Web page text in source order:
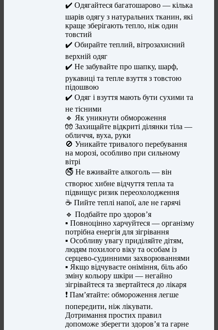
✔️ Одягайтеся багатошарово — кілька
шарів одягу з натуральних тканин, які
краще зберігають тепло, ніж один
товстий
✔️ Обирайте теплий, вітрозахисний
верхній одяг
✔️ Не забувайте про шапку, шарф,
рукавиці та тепле взуття з товстою
підошвою
✔️ Одяг і взуття мають бути сухими та
не тісними
🔹 Як уникнути обмороження
🧤 Захищайте відкриті ділянки тіла —
обличчя, вуха, руки
🚫 Уникайте тривалого перебування
на морозі, особливо при сильному
вітрі
🚭 Не вживайте алкоголь — він
створює хибне відчуття тепла та
підвищує ризик переохолодження
☕ Пийте теплі напої, але не гарячі
🔹 Подбайте про здоров’я
▪️ Повноцінно харчуйтеся — організму
потрібна енергія для зігрівання
▪️ Особливу увагу приділяйте дітям,
людям похилого віку та особам із
серцево-судинними захворюваннями
▪️ Якщо відчуваєте оніміння, біль або
зміну кольору шкіри — негайно
зігрівайтеся та звертайтеся до лікаря
❗ Пам’ятайте: обмороження легше
попередити, ніж лікувати.
Дотримання простих правил
допоможе зберегти здоров’я та гарне